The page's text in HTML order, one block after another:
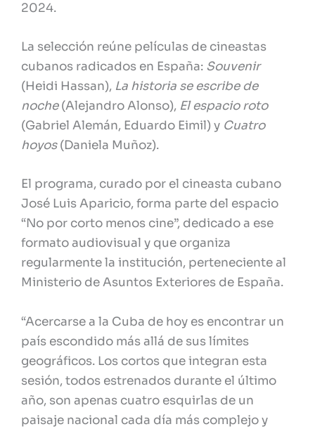
2024.
La selección reúne películas de cineastas
cubanos radicados en España: Souvenir
(Heidi Hassan), La historia se escribe de
noche(Alejandro Alonso), El espacio roto
(Gabriel Alemán, Eduardo Eimil) y Cuatro
hoyos(Daniela Muñoz).
El programa, curado por el cineasta cubano
José Luis Aparicio, forma parte del espacio
“No por corto menos cine”, dedicado a ese
formato audiovisual y que organiza
regularmente la institución, perteneciente al
Ministerio de Asuntos Exteriores de España.
“Acercarse a la Cuba de hoy es encontrar un
país escondido más allá de sus límites
geográficos. Los cortos que integran esta
sesión, todos estrenados durante el último
año, son apenas cuatro esquirlas de un
paisaje nacional cada día más complejo y